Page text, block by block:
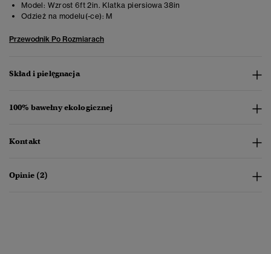
Model: Wzrost 6ft 2in. Klatka piersiowa 38in
Odzież na modelu(-ce): M
Przewodnik Po Rozmiarach
Skład i pielęgnacja
100% bawełny ekologicznej
Kontakt
Opinie (2)